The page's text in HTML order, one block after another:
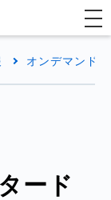
オンデマンド
ード